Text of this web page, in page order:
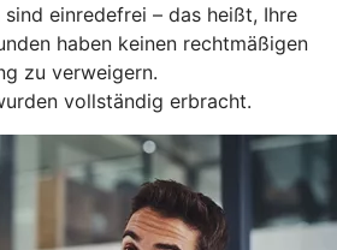
sind einredefrei – das heißt, Ihre
haben keinen rechtmäßigen
zu verweigern.
vollständig erbracht.